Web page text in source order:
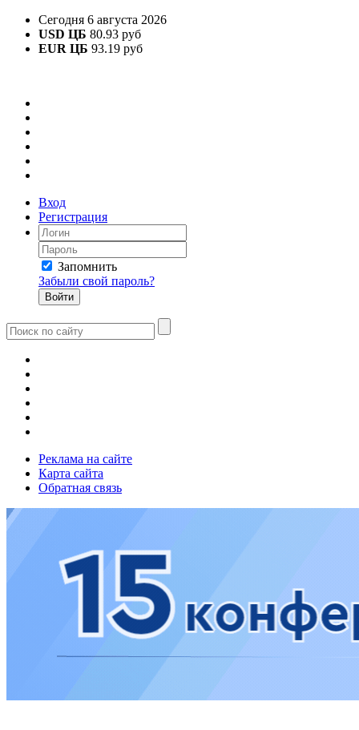
Сегодня 6 августа 2026
USD ЦБ 80.93 руб
EUR ЦБ 93.19 руб
Вход
Регистрация
Запомнить
Забыли свой пароль?
Реклама на сайте
Карта сайта
Обратная связь